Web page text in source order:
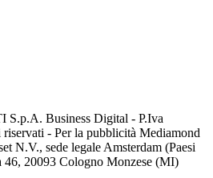
S.p.A. Business Digital - P.Iva
- Per la pubblicità Mediamond
N.V., sede legale Amsterdam (Paesi
20093 Cologno Monzese (MI)